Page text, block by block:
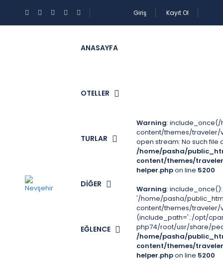
Giriş Kayıt Ol
ANASAYFA
OTELLER
TURLAR
DİĞER
EĞLENCE
Warning:
content/themes/traveler/
open stream: No such file
/home/pasha/
content/themes/
helper.phpon line 5200
Warning:
'/home/pasha/
content/themes/traveler/
(include_path='.:/opt/
php74/root/usr/share/
/home/pasha/
content/themes/
helper.phpon line 5200